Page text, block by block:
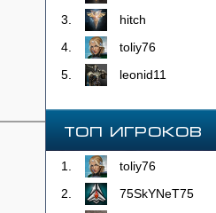
3.
hitch
4.
toliy76
5.
leonid11
Топ Игроков
1.
toliy76
2.
75SkYNeT75